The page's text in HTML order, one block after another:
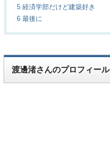
5経済学部だけど建築好き
6最後に
渡邊渚さんのプロフィール